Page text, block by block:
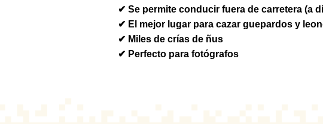
✔ Se permite conducir fuera de carretera (a
✔ El mejor lugar para cazar guepardos y
✔ Miles de crías de ñus
✔ Perfecto para fotógrafos